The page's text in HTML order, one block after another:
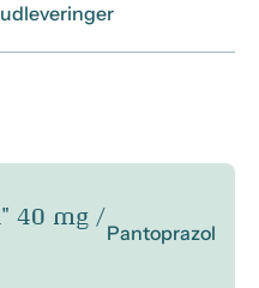
udleveringer
Pantoprazol